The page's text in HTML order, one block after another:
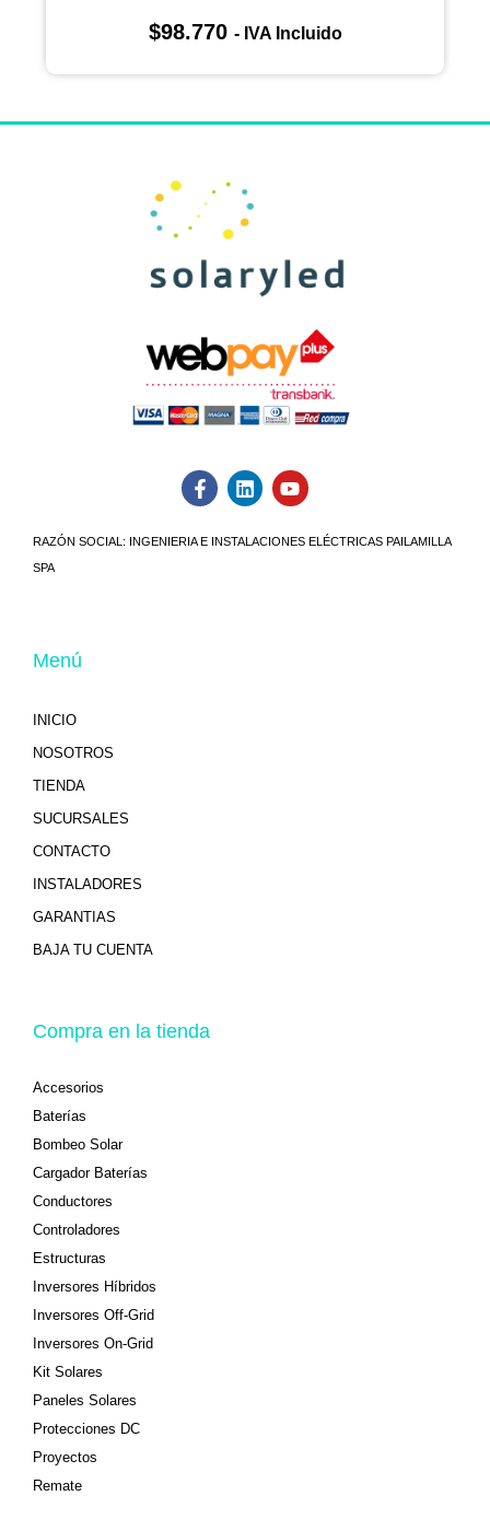
$98.770 - IVA Incluido
RAZÓN SOCIAL: INGENIERIA E INSTALACIONES ELÉCTRICAS PAILAMILLA
SPA
Menú
INICIO
NOSOTROS
TIENDA
SUCURSALES
CONTACTO
INSTALADORES
GARANTIAS
BAJA TU CUENTA
Compra en la tienda
Accesorios
Baterías
Bombeo Solar
Cargador Baterías
Conductores
Controladores
Estructuras
Inversores Híbridos
Inversores Off-Grid
Inversores On-Grid
Kit Solares
Paneles Solares
Protecciones DC
Proyectos
Remate